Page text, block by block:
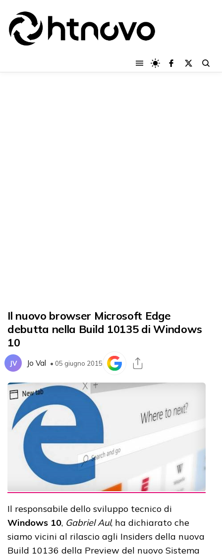
Il nuovo browser Microsoft Edge
debutta nella Build 10135 di Windows
10
JV Jo Val • 05 giugno 2015
Il responsabile dello sviluppo tecnico di
Windows 10, Gabriel Aul, ha dichiarato che
siamo vicini al rilascio agli Insiders della nuova
Build 10136 della Preview del nuovo Sistema